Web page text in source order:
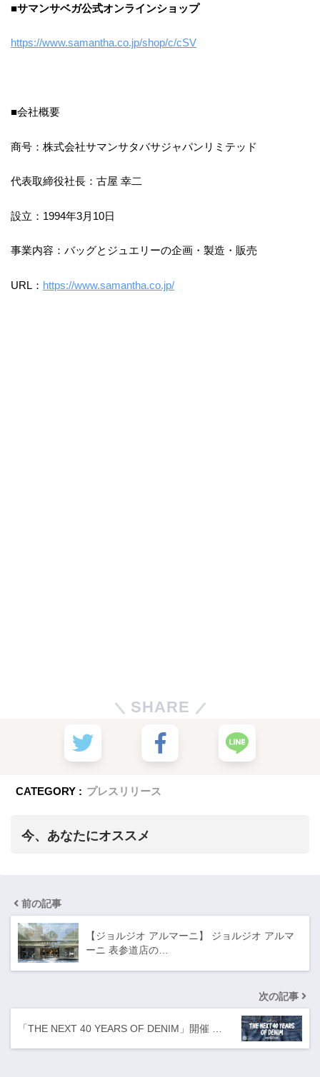
■サマンサベガ公式オンラインショップ
https://www.samantha.co.jp/shop/c/cSV
■会社概要
商号：株式会社サマンサタバサジャパンリミテッド
代表取締役社長：古屋 幸二
設立：1994年3月10日
事業内容：バッグとジュエリーの企画・製造・販売
URL： https://www.samantha.co.jp/
SHARE
CATEGORY : プレスリリース
今、あなたにオススメ
前の記事
【ジョルジオ アルマーニ】 ジョルジオ アルマ
ーニ 表参道店の…
次の記事
「THE NEXT 40 YEARS OF DENIM」開催 …